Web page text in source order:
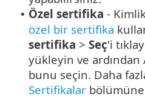
• Özel sertifika -
özel bir sertifika
sertifika > Seç'i
yükleyin ve ardından
bunu seçin. Daha
Sertifikalar bölümüne